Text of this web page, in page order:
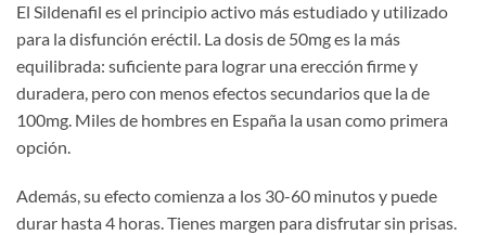
El Sildenafil es el principio activo más estudiado y utilizado
para la disfunción eréctil. La dosis de 50mg es la más
equilibrada: suficiente para lograr una erección firme y
duradera, pero con menos efectos secundarios que la de
100mg. Miles de hombres en España la usan como primera
opción.
Además, su efecto comienza a los 30-60 minutos y puede
durar hasta 4 horas. Tienes margen para disfrutar sin prisas.